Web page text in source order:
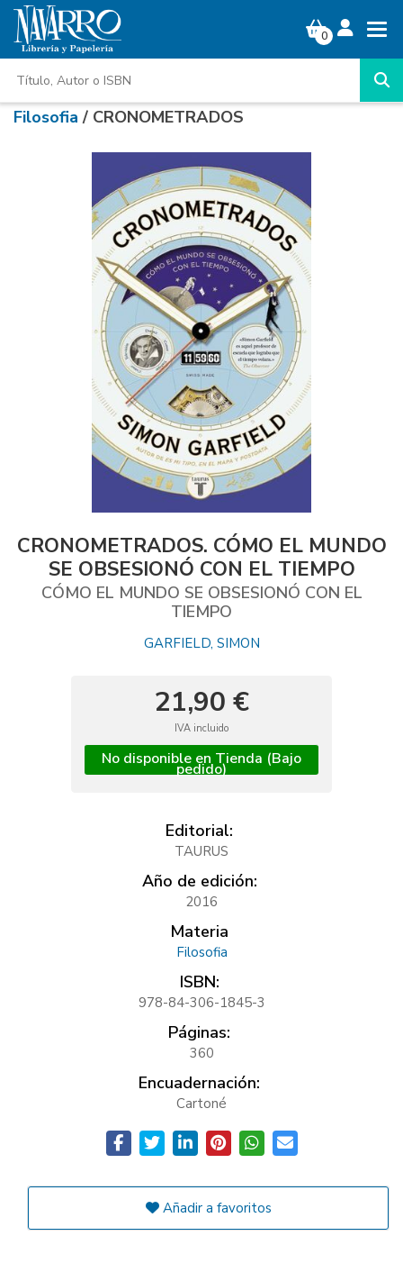
0
Filosofia/ CRONOMETRADOS
CRONOMETRADOS. CÓMO EL MUNDO
SE OBSESIONÓ CON EL TIEMPO
CÓMO EL MUNDO SE OBSESIONÓ CON EL
TIEMPO
GARFIELD, SIMON
21,90 €
IVA incluido
No disponible en Tienda (Bajo
pedido)
Editorial:
TAURUS
Año de edición:
2016
Materia
Filosofia
ISBN:
978-84-306-1845-3
Páginas:
360
Encuadernación:
Cartoné
Añadir a favoritos